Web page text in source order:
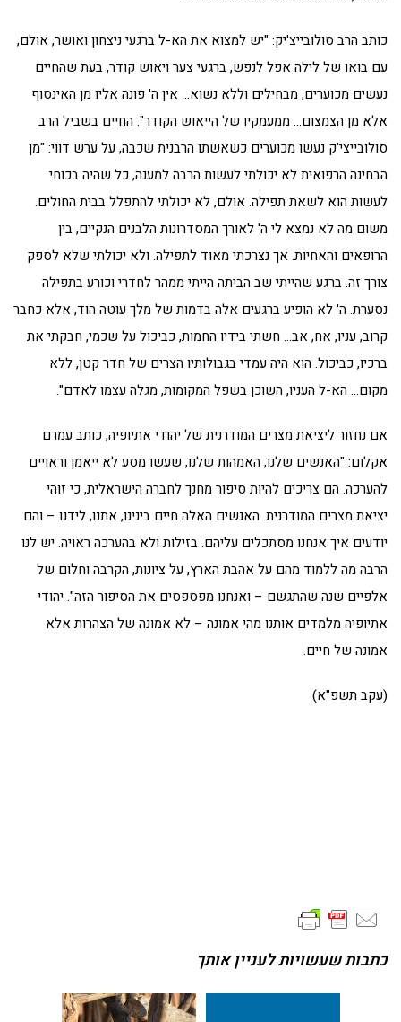
כותב הרב סולובייצ'יק: "יש למצוא את הא-ל ברגעי ניצחון ואושר, אולם,
עם בואו של לילה אפל לנפש, ברגעי צער ויאוש קודר, בעת שהחיים
נעשים מכוערים, מבחילים וללא נשוא… אין ה' פונה אליו מן האינסוף
אלא מן הצמצום… ממעמקיו של הייאוש הקודר". החיים בשביל הרב
סולובייצי'ק נעשו מכוערים כשאשתו הרבנית שכבה, על ערש דווי: "מן
הבחינה הרפואית לא יכולתי לעשות הרבה למענה, כל שהיה בכוחי
לעשות הוא לשאת תפילה. אולם, לא יכולתי להתפלל בבית החולים.
משום מה לא נמצא לי ה' לאורך המסדרונות הלבנים הנקיים, בין
הרופאים והאחיות. אך נצרכתי מאוד לתפילה. ולא יכולתי שלא לספק
צורך זה. ברגע שהייתי שב הביתה הייתי ממהר לחדרי וכורע בתפילה
נסערת. ה' לא הופיע ברגעים אלה בדמות של מלך עוטה הוד, אלא כחבר
קרוב, עניו, אח, אב… חשתי בידיו החמות, כביכול על שכמי, חבקתי את
ברכיו, כביכול. הוא היה עמדי בגבולותיו הצרים של חדר קטן, ללא
מקום… הא-ל העניו, השוכן בשפל המקומות, מגלה עצמו לאדם".
אם נחזור ליציאת מצרים המודרנית של יהודי אתיופיה, כותב עמרם
אקלום: "האנשים שלנו, האמהות שלנו, שעשו מסע לא ייאמן וראויים
להערכה. הם צריכים להיות סיפור מחנך לחברה הישראלית, כי זוהי
יציאת מצרים המודרנית. האנשים האלה חיים בינינו, אתנו, לידנו – והם
יודעים איך אנחנו מסתכלים עליהם. בזילות ולא בהערכה ראויה. יש לנו
הרבה מה ללמוד מהם על אהבת הארץ, על ציונות, הקרבה וחלום של
אלפיים שנה שהתגשם – ואנחנו מפספסים את הסיפור הזה". יהודי
אתיופיה מלמדים אותנו מהי אמונה – לא אמונה של הצהרות אלא
אמונה של חיים.
(עקב תשפ"א)
כתבות שעשויות לעניין אותך